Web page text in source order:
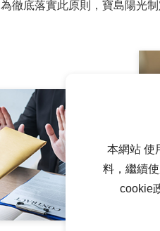
本網站 使
料，繼續
cookie
為徹底落實此原則，寶島陽光